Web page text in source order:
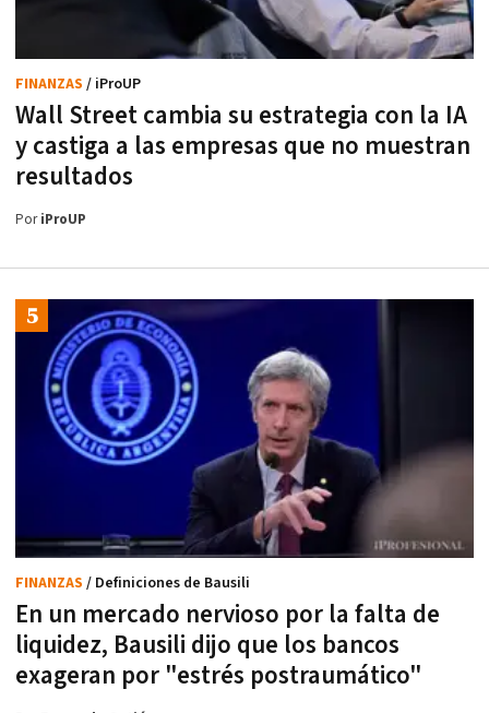
Wall Street cambia su estrategia con la IA
y castiga a las empresas que no muestran
resultados
FINANZAS / iProUP
PoriProUP
En un mercado nervioso por la falta de
liquidez, Bausili dijo que los bancos
exageran por "estrés postraumático"
FINANZAS / Definiciones de Bausili